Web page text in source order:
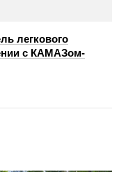
легкового
с КАМАЗом-